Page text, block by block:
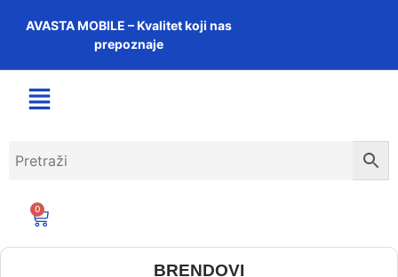
AVASTA MOBILE – Kvalitet koji nas
prepoznaje
0
BRENDOVI